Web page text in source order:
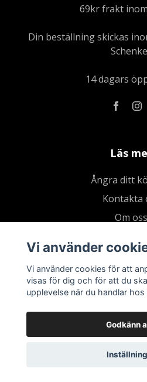
69kr frakt
Din beställning skickas
14 dagars
Läs
Ångra ditt
Kontakta
Om oss
Vi använder
Vi använder cookies för att
visas för dig och för att du
upplevelse när du handlar hos
Godkänn